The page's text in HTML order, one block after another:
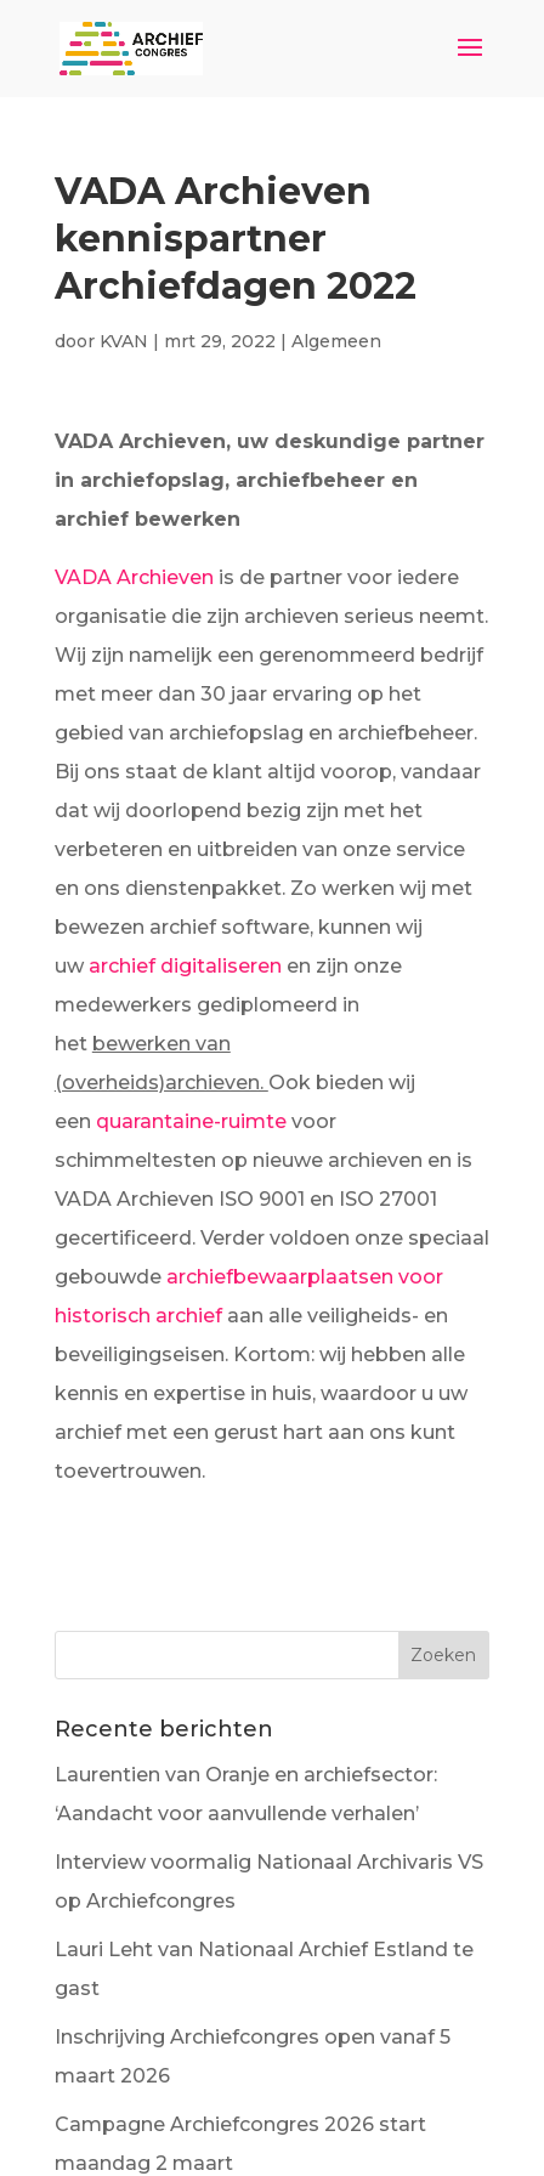
VADA Archieven
kennispartner
Archiefdagen 2022
door KVAN | mrt 29, 2022 | Algemeen
VADA Archieven, uw deskundige partner
in archiefopslag, archiefbeheer en
archief bewerken
VADA Archieven is de partner voor iedere
organisatie die zijn archieven serieus neemt.
Wij zijn namelijk een gerenommeerd bedrijf
met meer dan 30 jaar ervaring op het
gebied van archiefopslag en archiefbeheer.
Bij ons staat de klant altijd voorop, vandaar
dat wij doorlopend bezig zijn met het
verbeteren en uitbreiden van onze service
en ons dienstenpakket. Zo werken wij met
bewezen archief software, kunnen wij
uw archief digitaliseren en zijn onze
medewerkers gediplomeerd in
het bewerken van
(overheids)archieven. Ook bieden wij
een quarantaine-ruimtevoor
schimmeltesten op nieuwe archieven en is
VADA Archieven ISO 9001 en ISO 27001
gecertificeerd. Verder voldoen onze speciaal
gebouwde archiefbewaarplaatsen voor
historisch archief aan alle veiligheids- en
beveiligingseisen. Kortom: wij hebben alle
kennis en expertise in huis, waardoor u uw
archief met een gerust hart aan ons kunt
toevertrouwen.
Recente berichten
Laurentien van Oranje en archiefsector:
‘Aandacht voor aanvullende verhalen’
Interview voormalig Nationaal Archivaris VS
op Archiefcongres
Lauri Leht van Nationaal Archief Estland te
gast
Inschrijving Archiefcongres open vanaf 5
maart 2026
Campagne Archiefcongres 2026 start
maandag 2 maart